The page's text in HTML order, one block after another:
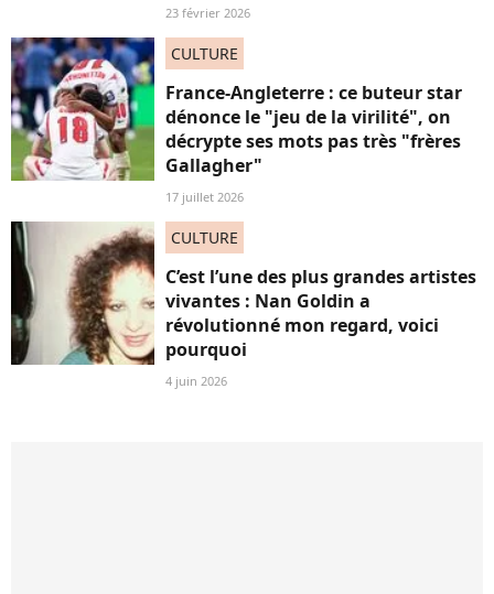
23 février 2026
CULTURE
France-Angleterre : ce buteur star
dénonce le "jeu de la virilité", on
décrypte ses mots pas très "frères
Gallagher"
17 juillet 2026
CULTURE
C’est l’une des plus grandes artistes
vivantes : Nan Goldin a
révolutionné mon regard, voici
pourquoi
4 juin 2026